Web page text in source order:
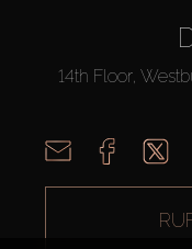
14th Floor,